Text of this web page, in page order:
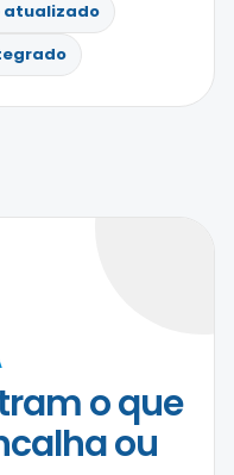
atualizado
o que
ou